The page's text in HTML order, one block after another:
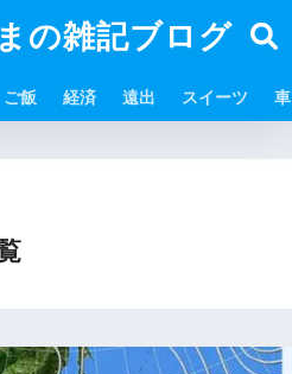
の雑記ブログ
ご飯 経済 遠出 スイーツ 車